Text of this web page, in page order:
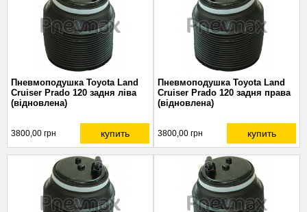
Пневмоподушка Toyota Land
Cruiser Prado 120 задня ліва
(відновлена)
3800,00 грн купить
Пневмоподушка Toyota Land
Cruiser Prado 120 задня права
(відновлена)
3800,00 грн купить